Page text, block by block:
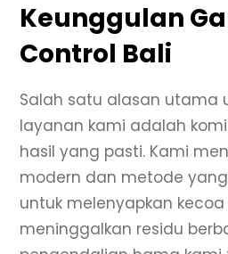
Keunggulan
Control Bali
Salah satu alasan utama
layanan kami adalah
hasil yang pasti. Kami
modern dan metode
untuk melenyapkan
meninggalkan residu